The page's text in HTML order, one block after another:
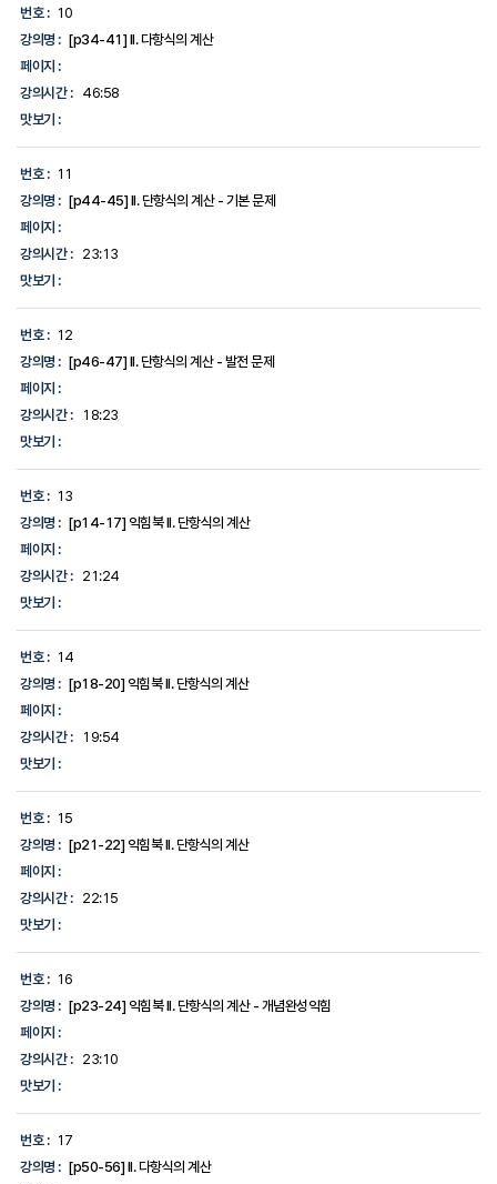
번호 : 10
강의명 : [p34-41] II. 다항식의 계산
페이지 :
강의시간 :
46:58
맛보기 :
번호 : 11
강의명 : [p44-45] II. 단항식의 계산 - 기본 문제
페이지 :
강의시간 :
23:13
맛보기 :
번호 : 12
강의명 : [p46-47] II. 단항식의 계산 - 발전 문제
페이지 :
강의시간 :
18:23
맛보기 :
번호 : 13
강의명 : [p14-17] 익힘북 II. 단항식의 계산
페이지 :
강의시간 :
21:24
맛보기 :
번호 : 14
강의명 : [p18-20] 익힘북 II. 단항식의 계산
페이지 :
강의시간 :
19:54
맛보기 :
번호 : 15
강의명 : [p21-22] 익힘북 II. 단항식의 계산
페이지 :
강의시간 :
22:15
맛보기 :
번호 : 16
강의명 : [p23-24] 익힘북 II. 단항식의 계산 - 개념완성익힘
페이지 :
강의시간 :
23:10
맛보기 :
번호 : 17
강의명 : [p50-56] II. 다항식의 계산